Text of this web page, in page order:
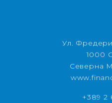
Ул.
1000
Северна
+389 2